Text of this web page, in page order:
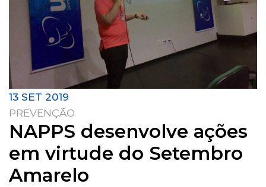
13 SET 2019
PREVENÇÃO
NAPPS desenvolve ações
em virtude do Setembro
Amarelo